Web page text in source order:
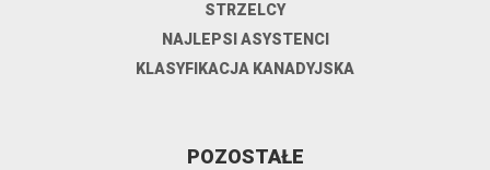
STRZELCY
NAJLEPSI ASYSTENCI
KLASYFIKACJA KANADYJSKA
POZOSTAŁE